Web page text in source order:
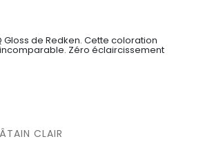
Gloss de Redken. Cette coloration
Zéro éclaircissement
CLAIR